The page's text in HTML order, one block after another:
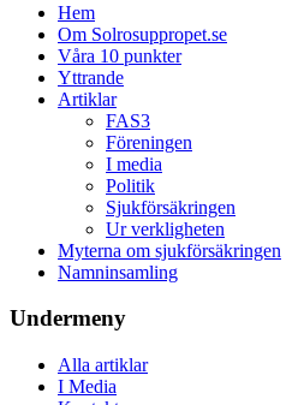
Hem
Om Solrosuppropet.se
Våra 10 punkter
Yttrande
Artiklar
FAS3
Föreningen
I media
Politik
Sjukförsäkringen
Ur verkligheten
Myterna om sjukförsäkringen
Namninsamling
Undermeny
Alla artiklar
I Media